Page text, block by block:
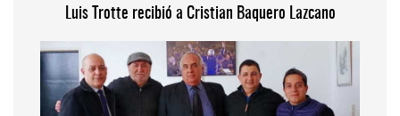
Luis Trotte recibió a Cristian Baquero Lazcano